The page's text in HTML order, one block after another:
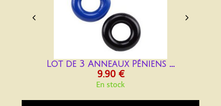

Lot de 3 Anneaux Péniens Cockring
9.90 €
En stock
